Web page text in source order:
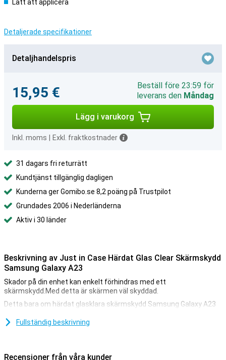
Lätt att applicera
Detaljerade specifikationer
Detaljhandelspris
15,95 €
Beställ före 23:59 för
leverans den Måndag
Lägg i varukorg
Inkl. moms Exkl. fraktkostnader
31 dagars fri returrätt
Kundtjänst tillgänglig dagligen
Kunderna ger Gomibo.se 8,2 poäng på Trustpilot
Grundades 2006 i Nederländerna
Aktiv i 30 länder
Beskrivning av Just in Case Härdat Glas Clear Skärmskydd
Samsung Galaxy A23
Skador på din enhet kan enkelt förhindras med ett
skärmskydd.Med detta är skärmen väl skyddad.
Detta bara om härdat glasklara skärmskydd Samsung Galaxy A23
optimala skyddet mot fallskador på skärmen!Dessutom är
Skydd mot repor
Fullständig beskrivning
Recensioner från våra kunder